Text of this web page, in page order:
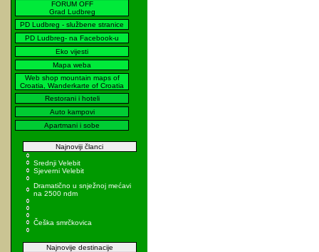
FORUM OFF
Grad Ludbreg
PD Ludbreg - službene stranice
PD Ludbreg- na Facebook-u
Eko vijesti
Mapa weba
Web shop mountain maps of
Croatia, Wanderkarte of Croatia
Restorani i hoteli
Auto kampovi
Apartmani i sobe
Najnoviji članci
Srednji Velebit
Sjeverni Velebit
Dramatično u snježnoj mećavi
na 2500 ndm
Češka smrčkovica
Najnovije destinacije